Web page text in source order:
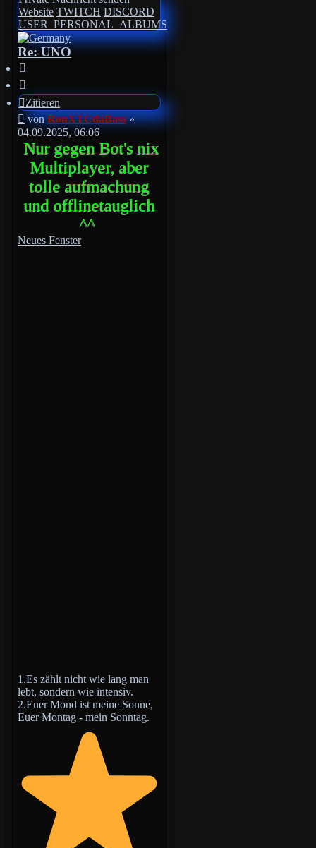
RonXTCdaBass
Website TWITCH DISCORD
USER_PERSONAL_ALBUMS
Re: UNO
Zitieren
Beitrag
vonRonXTCdaBass»
04.09.2025, 06:06
Nur gegen Bot's nix
Multiplayer, aber
tolle aufmachung
und offlinetauglich
^^
Neues Fenster
1.Es zählt nicht wie lang man
lebt, sondern wie intensiv.
2.Euer Mond ist meine Sonne,
Euer Montag - mein Sonntag.